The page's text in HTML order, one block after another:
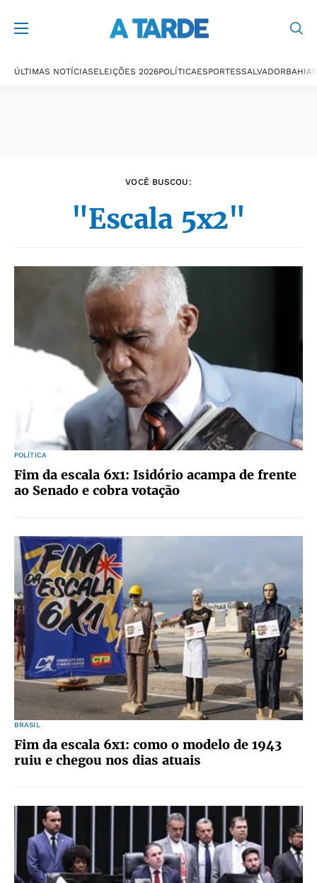
ÚLTIMAS NOTÍCIASELEIÇÕES 2026POLÍTICAESPORTESSALVADORBAHIA
VOCÊ BUSCOU:
"Escala 5x2"
POLÍTICA
Fim da escala 6x1: Isidório acampa de frente
ao Senado e cobra votação
BRASIL
Fim da escala 6x1: como o modelo de 1943
ruiu e chegou nos dias atuais